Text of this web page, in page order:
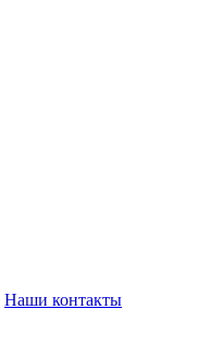
Наши контакты